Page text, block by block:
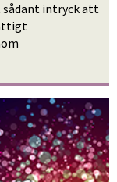
sådant intryck att